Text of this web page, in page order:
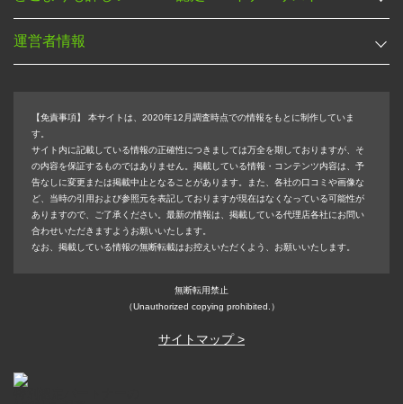
運営者情報
【免責事項】
本サイトは、2020年12月調査時点での情報をもとに制作していま
す。
サイト内に記載している情報の正確性につきましては万全を期しておりますが、そ
の内容を保証するものではありません。掲載している情報・コンテンツ内容は、予
告なしに変更または掲載中止となることがあります。また、各社の口コミや画像な
ど、当時の引用および参照元を表記しておりますが現在はなくなっている可能性が
ありますので、ご了承ください。最新の情報は、掲載している代理店各社にお問い
合わせいただきますようお願いいたします。
なお、掲載している情報の無断転載はお控えいただくよう、お願いいたします。
無断転用禁止
（Unauthorized copying prohibited.）
サイトマップ >